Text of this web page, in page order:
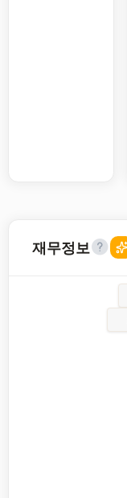
재무정보